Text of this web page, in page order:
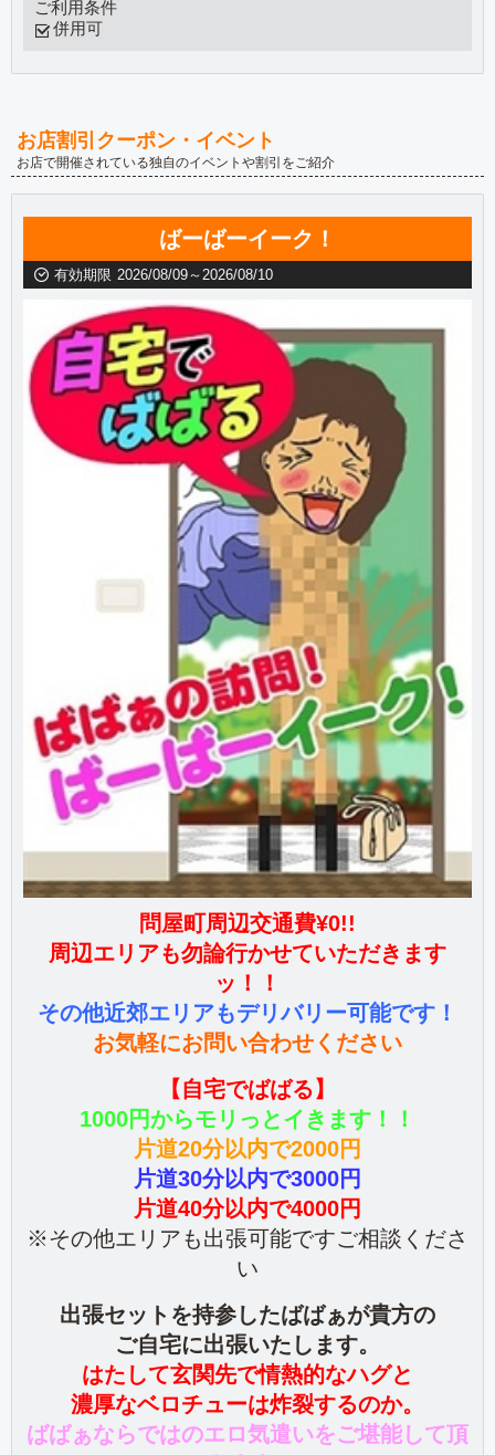
ご利用条件
併用可
お店割引クーポン・イベント
お店で開催されている独自のイベントや割引をご紹介
ばーばーイーク！
有効期限 2026/08/09～2026/08/10
問屋町周辺交通費¥0!!
周辺エリアも勿論行かせていただきます
ッ！！
その他近郊エリアもデリバリー可能です！
お気軽にお問い合わせください
【自宅でばばる】
1000円からモリっとイきます！！
片道20分以内で2000円
片道30分以内で3000円
片道40分以内で4000円
※その他エリアも出張可能ですご相談くださ
い
出張セットを持参したばばぁが貴方の
ご自宅に出張いたします。
はたして玄関先で情熱的なハグと
濃厚なベロチューは炸裂するのか。
ばばぁならではのエロ気遣いをご堪能して頂